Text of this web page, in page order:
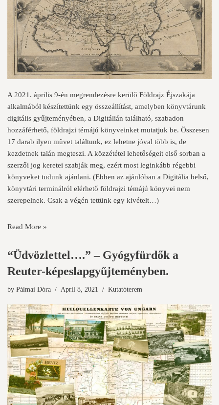
A 2021. április 9-én megrendezésre kerülő Földrajz Éjszakája
alkalmából készítettünk egy összeállítást, amelyben könyvtárunk
digitális gyűjteményében, a Digitálián található, szabadon
hozzáférhető, földrajzi témájú könyveinket mutatjuk be. Összesen
17 darab ilyen művet találtunk, ez lehetne jóval több is, de
kezdetnek talán megteszi. A közzététel lehetőségeit első sorban a
szerzői jog keretei szabják meg, ezért most leginkább régebbi
könyveket tudunk ajánlani. (Ebben az ajánlóban a Digitália belső,
könyvtári terminálról elérhető földrajzi témájú könyvei nem
szerepelnek. Csak a végén tettünk egy kivételt…)
Read More »
“Üdvözlettel….” – Gyógyfürdők a
Reuter-képeslapgyűjteményben.
by Pálmai Dóra April 8, 2021 Kutatóterem